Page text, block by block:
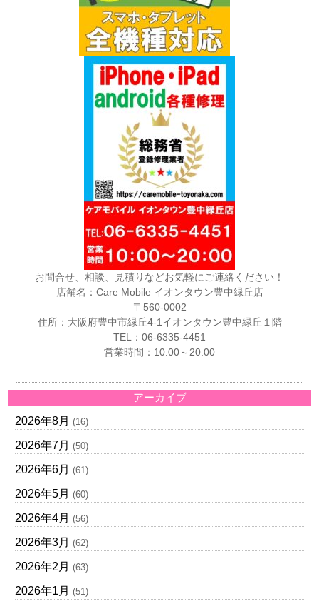
お問合せ、相談、見積りなどお気軽にご連絡ください！
店舗名：Care Mobile イオンタウン豊中緑丘店
〒560-0002
住所：大阪府豊中市緑丘4-1イオンタウン豊中緑丘１階
TEL：06-6335-4451
営業時間：10:00～20:00
アーカイブ
2026年8月 (16)
2026年7月 (50)
2026年6月 (61)
2026年5月 (60)
2026年4月 (56)
2026年3月 (62)
2026年2月 (63)
2026年1月 (51)